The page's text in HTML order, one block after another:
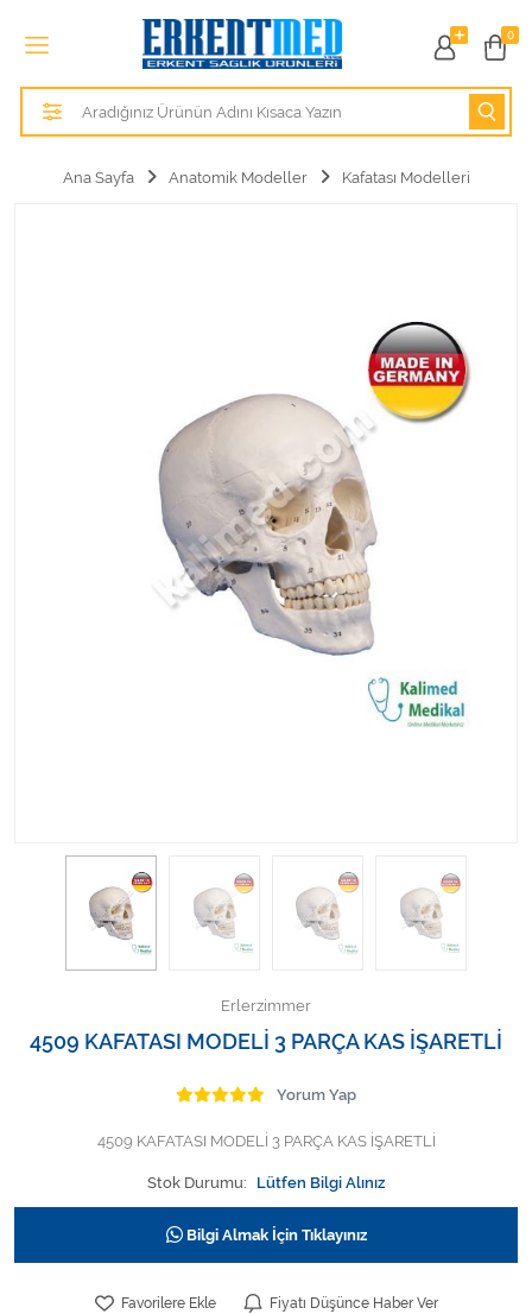
0
Tüm Kategoriler
Alezler
Hastane Mobilyaları
Kişisel Bakım ve Sağlık
Kişisel Bakım ve Sağlık
Sarf Malzemeleri
Sarf Malzemeleri
Tüm Kategorileri Gör
Ana Sayfa Anatomik Modeller Kafatası Modelleri
Erlerzimmer
4509 KAFATASI MODELİ 3 PARÇA KAS İŞARETLİ
Yorum Yap
4509 KAFATASI MODELİ 3 PARÇA KAS İŞARETLİ
Stok Durumu: Lütfen Bilgi Alınız
Bilgi Almak İçin Tıklayınız
Favorilere Ekle Fiyatı Düşünce Haber Ver